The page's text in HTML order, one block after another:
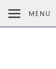
MENU